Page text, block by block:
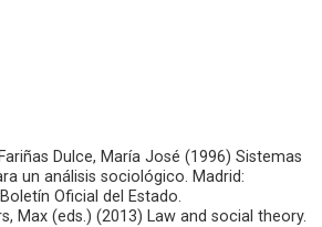
Dulce, María José (1996) Sistemas
un análisis sociológico. Madrid:
Oficial del Estado.
Max (eds.) (2013) Law and social theory.